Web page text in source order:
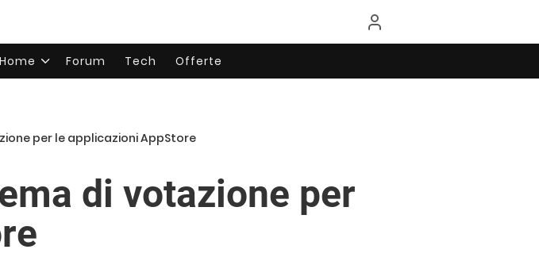
Forum Tech Offerte
per le applicazioni AppStore
di votazione per